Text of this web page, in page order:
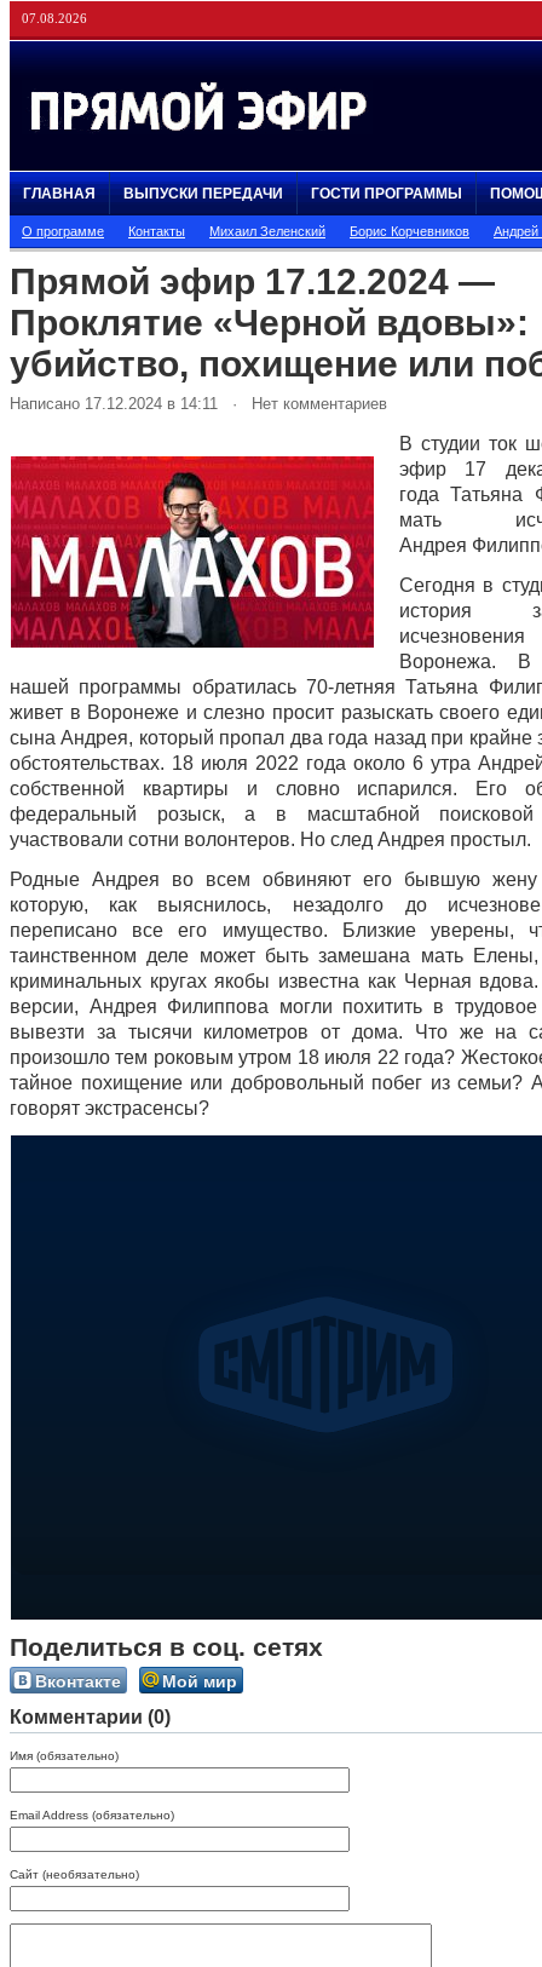
07.08.2026
ГЛАВНАЯ ВЫПУСКИ ПЕРЕДАЧИ ГОСТИ ПРОГРАММЫ
О программе Контакты Михаил Зеленский Борис Корчевников
Прямой эфир 17.12.2024 —
Проклятие «Черной вдовы»:
убийство, похищение или
Написано 17.12.2024 в 14:11 · Нет комментариев
В студии ток
эфир 17
года Татьяна
мать
Андрея
Сегодня в
история
Воронежа. В
нашей программы обратилась 70-летняя Татьяна
живет в Воронеже и слезно просит разыскать своего
сына Андрея, который пропал два года назад при крайне
обстоятельствах. 18 июля 2022 года около 6 утра
собственной квартиры и словно испарился. Его
федеральный розыск, а в масштабной поисковой
участвовали сотни волонтеров. Но след Андрея простыл.
Родные Андрея во всем обвиняют его бывшую жену
которую, как выяснилось, незадолго до
переписано все его имущество. Близкие уверены,
таинственном деле может быть замешана мать
криминальных кругах якобы известна как Черная
версии, Андрея Филиппова могли похитить в
вывезти за тысячи километров от дома. Что же на
произошло тем роковым утром 18 июля 22 года?
тайное похищение или добровольный побег из семьи?
говорят экстрасенсы?
Поделиться в соц. сетях
Вконтакте Мой мир
Комментарии (0)
Имя (обязательно)
Email Address (обязательно)
Сайт (необязательно)